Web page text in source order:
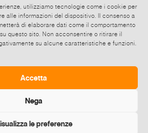
utilizziamo tecnologie come i cookie per
alle informazioni del dispositivo. Il consenso a
di elaborare dati come il comportamento
questo sito. Non acconsentire o ritirare il
su alcune caratteristiche e funzioni.
Accetta
Nega
le preferenze
Futuro è un progetto di Église APS,
Pittalà e curato da Noemi Pittalà e
della fellowship di Fondazione
22 novembre 2025 – ore 15.30
performativa si svolgerà presso
snc, Palermo Siti: